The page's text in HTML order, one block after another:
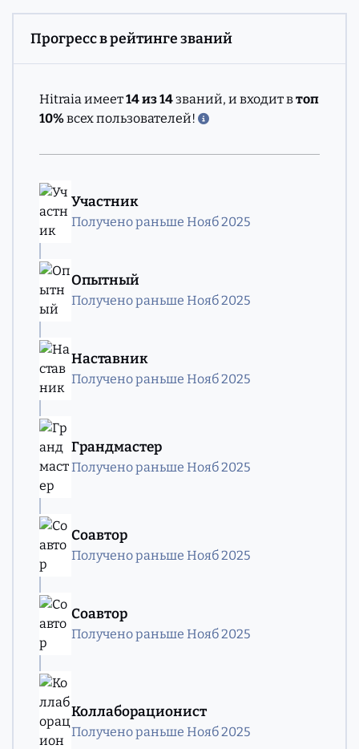
Прогресс в рейтинге званий
Hitraia имеет14 из 14званий, и входит втоп
10%всех пользователей!
Участник
Получено раньше Нояб 2025
Опытный
Получено раньше Нояб 2025
Наставник
Получено раньше Нояб 2025
Грандмастер
Получено раньше Нояб 2025
Соавтор
Получено раньше Нояб 2025
Соавтор
Получено раньше Нояб 2025
Коллаборационист
Получено раньше Нояб 2025